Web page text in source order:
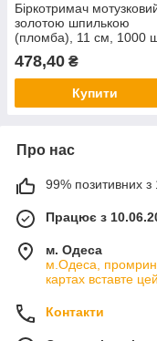
Біркотримач
золотою шпилькою
(пломба), 11 см, 1000
(Золотистий)
478,40 ₴
Купити
Про нас
99% позитивних з
Працює з
м. Одеса
м.Одеса,
картах вставте
Контакти